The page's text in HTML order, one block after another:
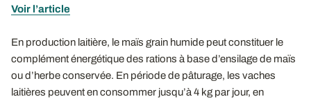
Voir l’article
En production laitière, le maïs grain humide peut constituer le
complément énergétique des rations à base d’ensilage de maïs
ou d’herbe conservée. En période de pâturage, les vaches
laitières peuvent en consommer jusqu’à 4 kg par jour, en